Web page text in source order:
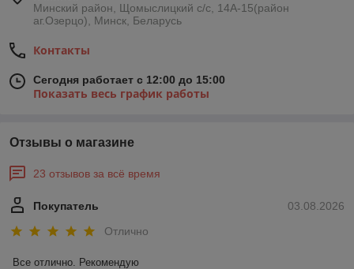
Минский район, Щомыслицкий с/с, 14А-15(район
аг.Озерцо), Минск, Беларусь
Контакты
Сегодня работает с 12:00 до 15:00
Показать весь график работы
Отзывы о магазине
23 отзывов за всё время
03.08.2026
Покупатель
Отлично
Все отлично. Рекомендую